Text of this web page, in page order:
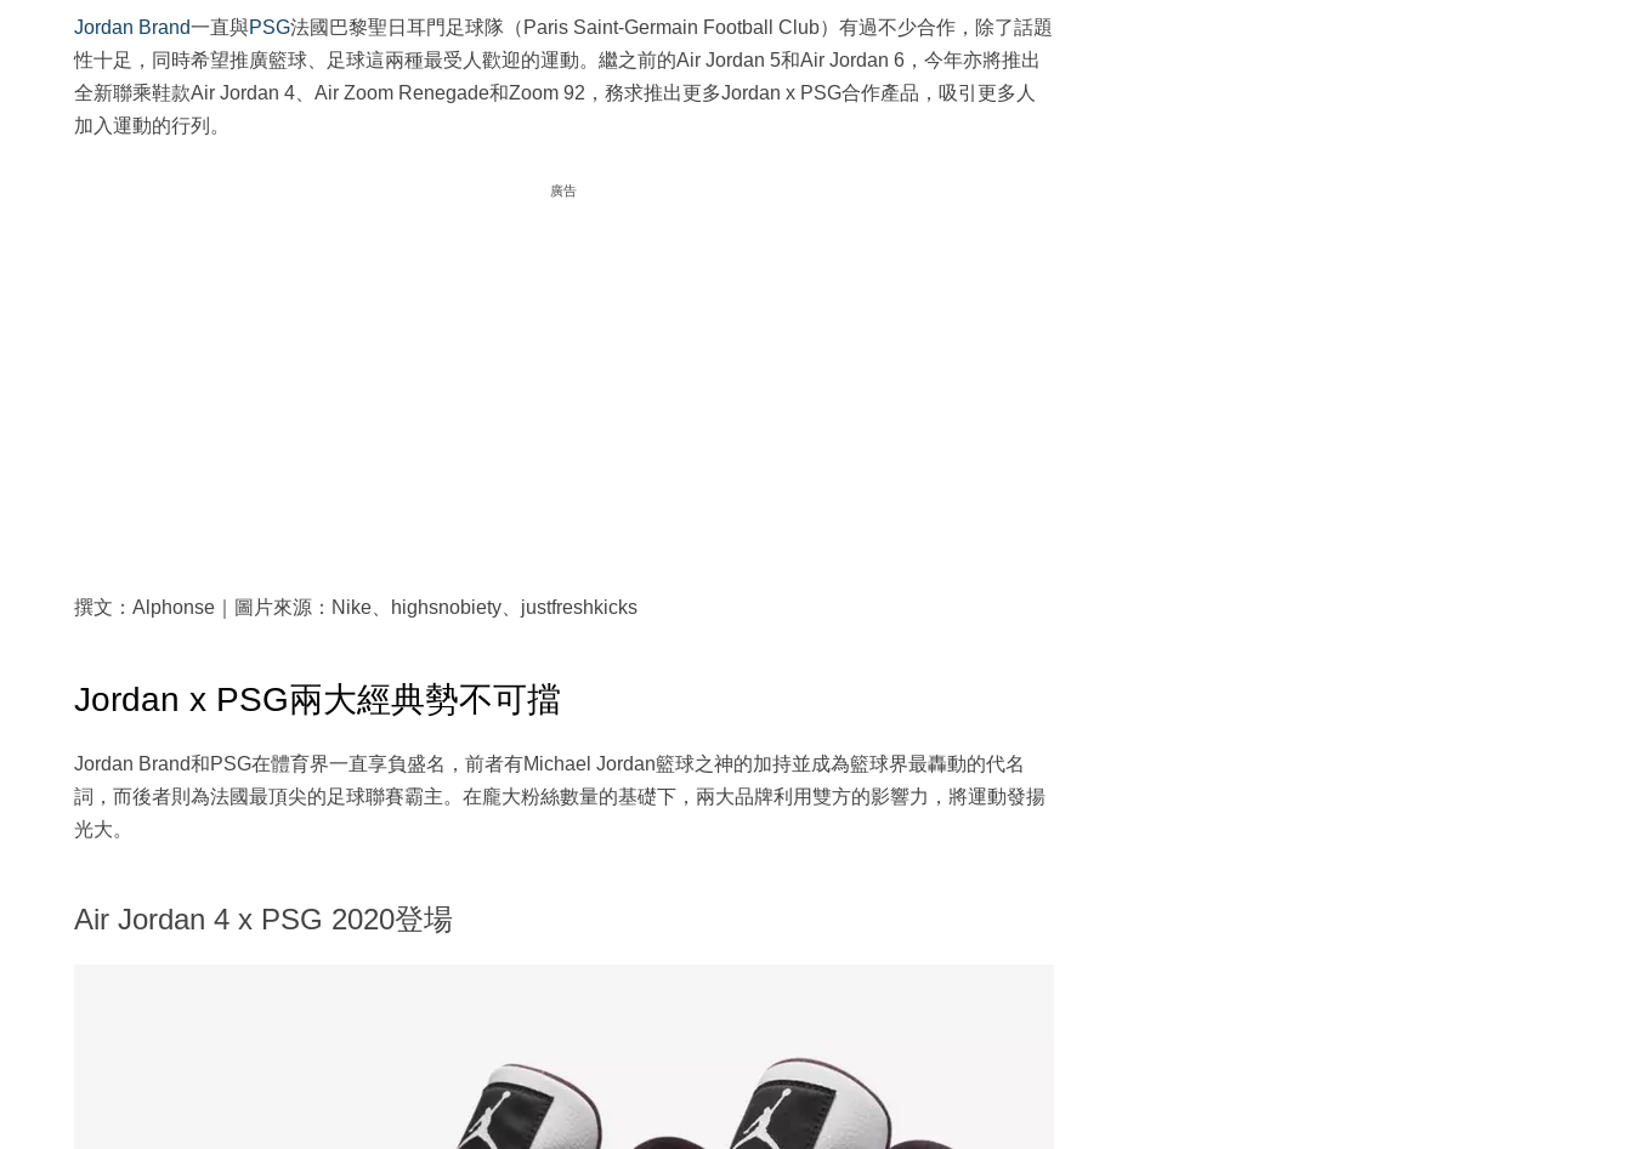
Jordan Brand一直與PSG法國巴黎聖日耳門足球隊（Paris Saint-Germain Football Club）有過不少合作，除了話題
性十足，同時希望推廣籃球、足球這兩種最受人歡迎的運動。繼之前的Air Jordan 5和Air Jordan 6，今年亦將推出
全新聯乘鞋款Air Jordan 4、Air Zoom Renegade和Zoom 92，務求推出更多Jordan x PSG合作產品，吸引更多人
加入運動的行列。
廣告
撰文：Alphonse｜圖片來源：Nike、highsnobiety、justfreshkicks
Jordan x PSG兩大經典勢不可擋
Jordan Brand和PSG在體育界一直享負盛名，前者有Michael Jordan籃球之神的加持並成為籃球界最轟動的代名
詞，而後者則為法國最頂尖的足球聯賽霸主。在龐大粉絲數量的基礎下，兩大品牌利用雙方的影響力，將運動發揚
光大。
Air Jordan 4 x PSG 2020登場